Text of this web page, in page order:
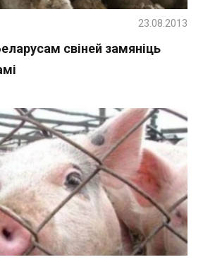
свіней замяніць
23.08.2013